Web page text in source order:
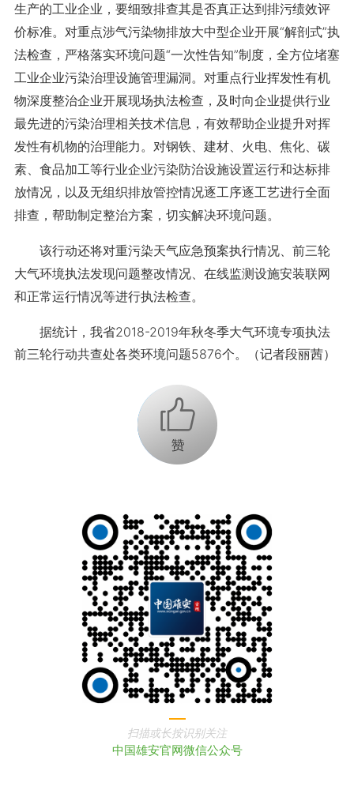
生产的工业企业，要细致排查其是否真正达到排污绩效评
价标准。对重点涉气污染物排放大中型企业开展“解剖式”执
法检查，严格落实环境问题“一次性告知”制度，全方位堵塞
工业企业污染治理设施管理漏洞。对重点行业挥发性有机
物深度整治企业开展现场执法检查，及时向企业提供行业
最先进的污染治理相关技术信息，有效帮助企业提升对挥
发性有机物的治理能力。对钢铁、建材、火电、焦化、碳
素、食品加工等行业企业污染防治设施设置运行和达标排
放情况，以及无组织排放管控情况逐工序逐工艺进行全面
排查，帮助制定整治方案，切实解决环境问题。
该行动还将对重污染天气应急预案执行情况、前三轮
大气环境执法发现问题整改情况、在线监测设施安装联网
和正常运行情况等进行执法检查。
据统计，我省2018-2019年秋冬季大气环境专项执法
前三轮行动共查处各类环境问题5876个。（记者段丽茜）
+1
扫描或长按识别关注
中国雄安官网微信公众号